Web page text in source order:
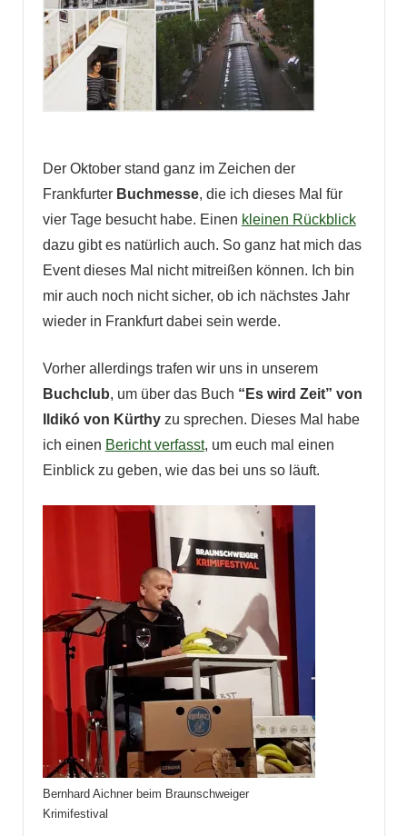
Der Oktober stand ganz im Zeichen der
Frankfurter Buchmesse, die ich dieses Mal für
vier Tage besucht habe. Einen kleinen Rückblick
dazu gibt es natürlich auch. So ganz hat mich das
Event dieses Mal nicht mitreißen können. Ich bin
mir auch noch nicht sicher, ob ich nächstes Jahr
wieder in Frankfurt dabei sein werde.
Vorher allerdings trafen wir uns in unserem
Buchclub, um über das Buch “Es wird Zeit” von
Ildikó von Kürthyzu sprechen. Dieses Mal habe
ich einen Bericht verfasst, um euch mal einen
Einblick zu geben, wie das bei uns so läuft.
Bernhard Aichner beim Braunschweiger
Krimifestival